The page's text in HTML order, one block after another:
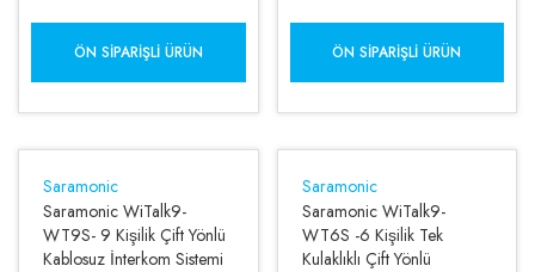
ÖN SIPARIŞLI ÜRÜN ÖN SIPARIŞLI ÜRÜN
Saramonic
Saramonic WiTalk9-
WT9S- 9 Kişilik Çift Yönlü
Kablosuz İnterkom Sistemi
Saramonic
Saramonic WiTalk9-
WT6S -6 Kişilik Tek
Kulaklıklı Çift Yönlü